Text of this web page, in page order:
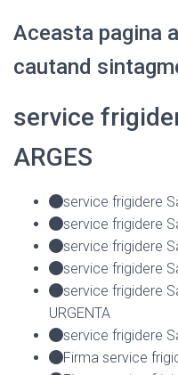
Aceasta pagina
cautand
service
ARGES
service frigidere
service frigidere
service frigidere
service frigidere
service frigidere
URGENTA
service frigidere
Firma service